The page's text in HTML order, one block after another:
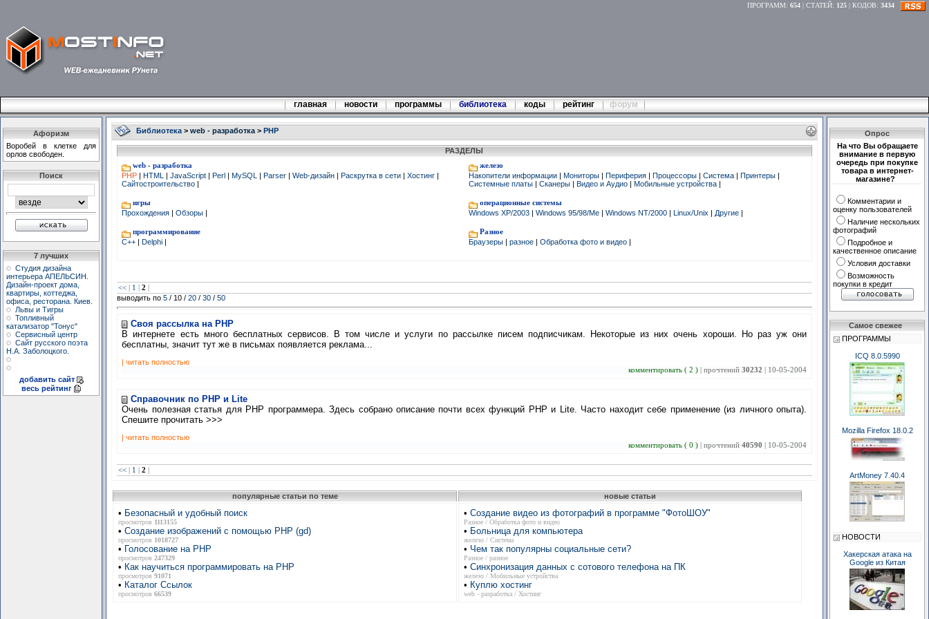
ПРОГРАММ: 654 | СТАТЕЙ: 125 | КОДОВ: 3434
главная новости программы библиотека коды рейтинг форум
Афоризм
Воробей в клетке для
орлов свободен.
Поиск
7 лучших
Студия дизайна
интерьера АПЕЛЬСИН.
Дизайн-проект дома,
квартиры, коттеджа,
офиса, ресторана. Киев.
Львы и Тигры
Топливный
катализатор "Тонус"
Сервисный центр
Сайт русского поэта
Н.А. Заболоцкого.
добавить сайт
весь рейтинг
Библиотека> web - разработка> PHP
РАЗДЕЛЫ
web - разработка
PHP | HTML | JavaScript | Perl | MySQL | Parser | Web-дизайн | Раскрутка в сети | Хостинг |
Сайтостроительство |
игры
Прохождения | Обзоры |
программирование
C++ | Delphi |
железо
Накопители информации | Мониторы | Периферия | Процессоры | Система | Принтеры |
Системные платы | Сканеры | Видео и Аудио | Мобильные устройства |
операционные системы
Windows XP/2003 | Windows 95/98/Me | Windows NT/2000 | Linux/Unix | Другие |
Разное
Браузеры | разное | Обработка фото и видео |
<<| 1 2
выводить по 5/ 10 / 20/ 30/ 50
Своя рассылка на PHP
В интернете есть много бесплатных сервисов. В том числе и услуги по рассылке писем подписчикам. Некоторые из них очень хороши. Но раз уж они
бесплатны, значит тут же в письмах появляется реклама...
| читать полностью
комментировать ( 2 ) | прочтений 30232 | 10-05-2004
Справочник по PHP и Lite
Очень полезная статья для PHP программера. Здесь собрано описание почти всех функций PHP и Lite. Часто находит себе применение (из личного опыта).
Спешите прочитать >>>
| читать полностью
комментировать ( 0 ) | прочтений 40590 | 10-05-2004
<<| 1 2
популярные статьи по теме новые статьи
• Безопасный и удобный поиск
просмотров 1113155
• Создание изображений с помощью PHP (gd)
просмотров 1018727
• Голосование на PHP
просмотров 247329
• Как научиться программировать на PHP
просмотров 91071
• Каталог Ссылок
просмотров 66539
• Создание видео из фотографий в программе "ФотоШОУ"
Разное / Обработка фото и видео
• Больница для компьютера
железо / Система
• Чем так популярны социальные сети?
Разное / разное
• Синхронизация данных с сотового телефона на ПК
железо / Мобильные устройства
• Куплю хостинг
web - разработка / Хостинг
Опрос
На что Вы обращаете
внимание в первую
очередь при покупке
товара в интернет-
магазине?
Комментарии и
оценку пользователей
Наличие нескольких
фотографий
Подробное и
качественное описание
Условия доставки
Возможность
покупки в кредит
Самое свежее
ПРОГРАММЫ
ICQ 8.0.5990
Mozilla Firefox 18.0.2
ArtMoney 7.40.4
НОВОСТИ
Хакерская атака на
Google из Китая